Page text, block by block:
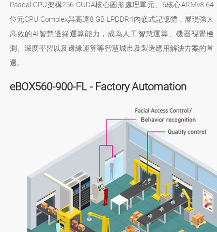
Pascal GPU架構256 CUDA核心圖形處理單元、6核心ARMv8 64
位元CPU Complex與高達8 GB LPDDR4內嵌式記憶體，展現強大
高效的AI智慧邊緣運算能力，成為人工智慧運算、機器視覺檢
測、深度學習以及邊緣運算等智慧城市及製造應用解決方案的首
選。
eBOX560-900-FL - Factory Automation